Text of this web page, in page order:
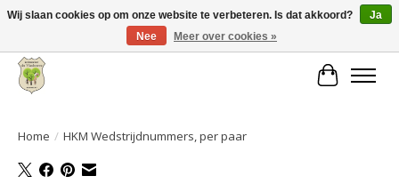
Grote keuze aan producten en snelle verzending!
Home / HKM Wedstrijdnummers, per paar
Wij slaan cookies op om onze website te verbeteren. Is dat akkoord?
Ja
Nee
Meer over cookies »